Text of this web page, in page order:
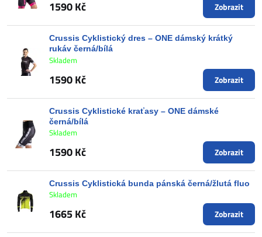
1590 Kč Zobrazit
Crussis Cyklistický dres – ONE dámský krátký
rukáv černá/bílá
Skladem
1590 Kč Zobrazit
Crussis Cyklistické kraťasy – ONE dámské
černá/bílá
Skladem
1590 Kč Zobrazit
Crussis Cyklistická bunda pánská černá/žlutá fluo
Skladem
1665 Kč Zobrazit